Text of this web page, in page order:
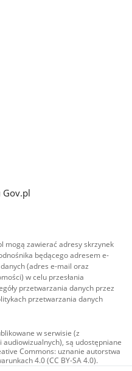
Gov.pl
mogą zawierać adresy skrzynek
będącego adresem e-
(adres e-mail oraz
w celu przesłania
przetwarzania danych przez
przetwarzania danych
w serwisie (z
audiowizualnych), są udostępniane
Commons: uznanie autorstwa
4.0 (CC BY-SA 4.0).